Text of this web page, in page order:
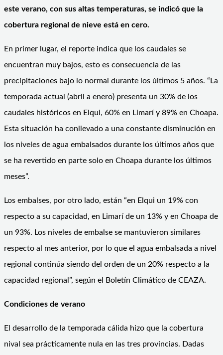
este verano, con sus altas temperaturas, se indicó que la
cobertura regional de nieve está en cero.
En primer lugar, el reporte indica que los caudales se
encuentran muy bajos, esto es consecuencia de las
precipitaciones bajo lo normal durante los últimos 5 años. “La
temporada actual (abril a enero) presenta un 30% de los
caudales históricos en Elqui, 60% en Limarí y 89% en Choapa.
Esta situación ha conllevado a una constante disminución en
los niveles de agua embalsados durante los últimos años que
se ha revertido en parte solo en Choapa durante los últimos
meses”.
Los embalses, por otro lado, están “en Elqui un 19% con
respecto a su capacidad, en Limarí de un 13% y en Choapa de
un 93%. Los niveles de embalse se mantuvieron similares
respecto al mes anterior, por lo que el agua embalsada a nivel
regional continúa siendo del orden de un 20% respecto a la
capacidad regional”, según el Boletín Climático de CEAZA.
Condiciones de verano
El desarrollo de la temporada cálida hizo que la cobertura
nival sea prácticamente nula en las tres provincias. Dadas